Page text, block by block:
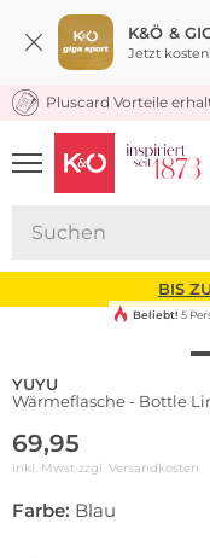
K&Ö &
Jetzt
Pluscard Vorteile
UNSERE APP
CLICK &
BIS
Beliebt! 5
YUYU
Wärmeflasche - Bottle
69,95
inkl. Mwst zzgl. Versandkosten
Farbe: Blau